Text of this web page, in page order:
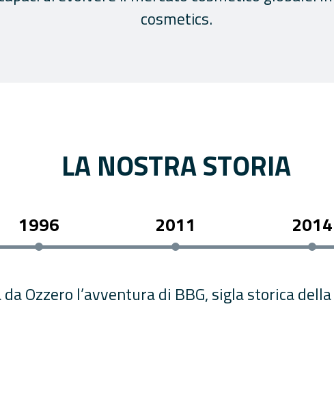
cosmetics.
LA NOSTRA STORIA
1996 2011 2014
da Ozzero l’avventura di BBG, sigla storica